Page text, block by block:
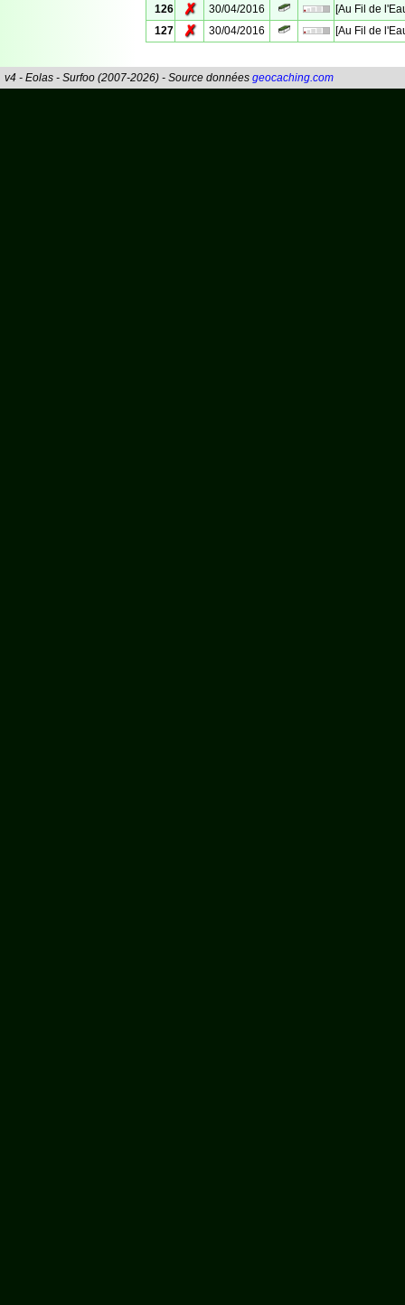
126
✗ 30/04/2016
[Au Fil de
127
✗ 30/04/2016 [Au Fil de
v4 - Eolas - Surfoo (2007-2026) - Source données geocaching.com